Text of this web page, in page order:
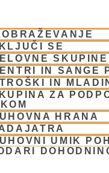
SE
SKUPINE
IN SANGE
IN
ZA
HRANA
UMIK
učitelji iz preteklosti
Sloveniji(1)
(9)